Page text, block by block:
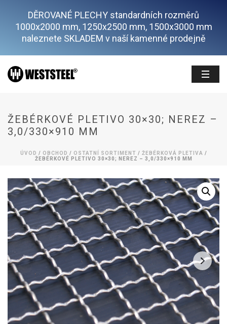
DĚROVANÉ PLECHY standardních rozměrů
1000x2000 mm, 1250x2500 mm, 1500x3000 mm
naleznete SKLADEM v naší kamenné prodejně
ŽEBÉRKOVÉ PLETIVO 30×30; NEREZ –
3,0/330×910 MM
ÚVOD / OBCHOD / OSTATNÍ SORTIMENT / ŽEBÉRKOVÁ PLETIVA /
ŽEBÉRKOVÉ PLETIVO 30×30; NEREZ – 3,0/330×910 MM